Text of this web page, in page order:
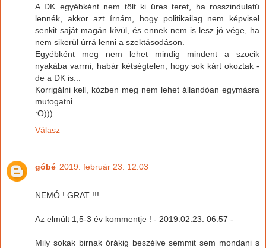
A DK egyébként nem tölt ki üres teret, ha rosszindulatú
lennék, akkor azt írnám, hogy politikailag nem képvisel
senkit saját magán kívül, és ennek nem is lesz jó vége, ha
nem sikerül úrrá lenni a szektásodáson.
Egyébként meg nem lehet mindig mindent a szocik
nyakába varrni, habár kétségtelen, hogy sok kárt okoztak -
de a DK is...
Korrigálni kell, közben meg nem lehet állandóan egymásra
mutogatni...
:O)))
Válasz
góbé 2019. február 23. 12:03
NEMÓ ! GRAT !!!
Az elmúlt 1,5-3 év kommentje ! - 2019.02.23. 06:57 -
Mily sokak birnak órákig beszélve semmit sem mondani s